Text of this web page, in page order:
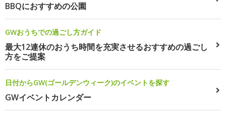
BBQにおすすめの公園
GWおうちでの過ごし方ガイド
最大12連休のおうち時間を充実させるおすすめの過ごし
方をご提案
日付からGW(ゴールデンウィーク)のイベントを探す
GWイベントカレンダー